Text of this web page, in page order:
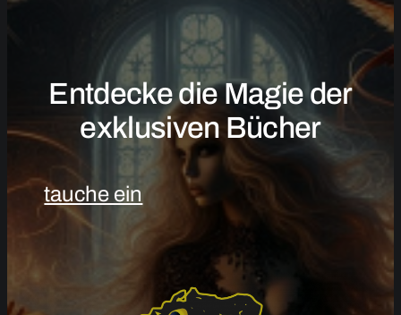
Entdecke die Magie der
exklusiven Bücher
tauche ein